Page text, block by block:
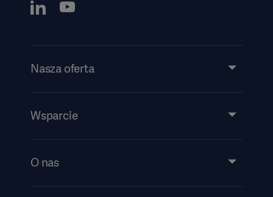
Nasza oferta
Usługi
Wsparcie
Wydarzenia
O nas